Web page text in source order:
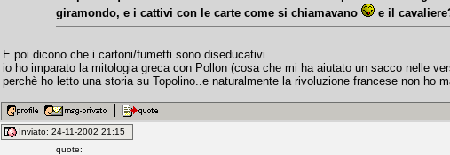
giramondo, e i cattivi con le carte come si chiamavano
e il
E poi dicono che i cartoni/fumetti sono diseducativi..
io ho imparato la mitologia greca con Pollon (cosa che mi ha aiutato un sacco nelle
perchè ho letto una storia su Topolino..e naturalmente la rivoluzione francese non ho
Inviato: 24-11-2002 21:15
quote: